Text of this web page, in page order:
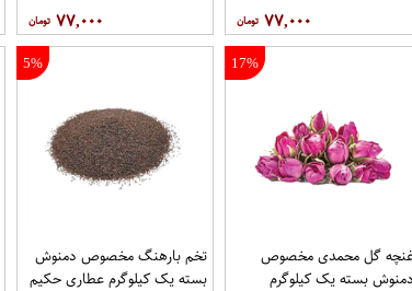
۷۷,۰۰۰ ۷۷,۰۰۰
17%
گل محمدی مخصوص
دمنوش بسته یک کیلوگرم
5%
تخم بارهنگ مخصوص دمنوش
بسته یک کیلوگرم عطاری حکیم